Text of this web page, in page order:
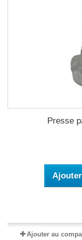
Presse
Ajouter au